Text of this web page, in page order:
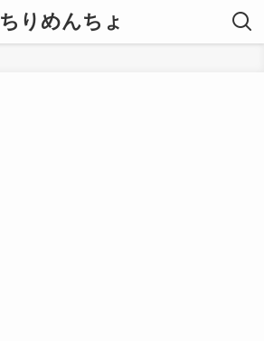
ちりめんちょ